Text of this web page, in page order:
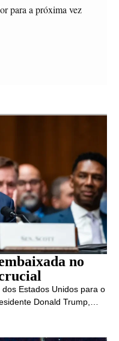
para a próxima vez
no
Estados Unidos para o
Donald Trump,…